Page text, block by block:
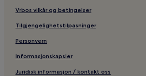
Resorter og hoteller med spa i Lyon
Hoteller nær Tinghuset i Lyon
Hoteller nær Saint Martin d'Ainays kloster
Hoteller i 5. arrondissement
Hoteller i Les Cordeliers
Vrbos vilkår og betingelser
Tilgjengelighetstilpasninger
Personvern
Informasjonskapsler
Juridisk informasjon / kontakt oss